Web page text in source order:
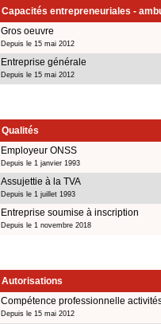
Capacités entrepreneuriales -
Gros oeuvre
Depuis le 15 mai 2012
Entreprise générale
Depuis le 15 mai 2012
Qualités
Employeur ONSS
Depuis le 1 janvier 1993
Assujettie à la TVA
Depuis le 1 juillet 1993
Entreprise soumise à inscription
Depuis le 1 novembre 2018
Autorisations
Compétence professionnelle
Depuis le 15 mai 2012